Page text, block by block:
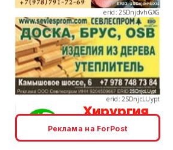
erid: 2SDnjcLUypt
erid: 2SDnjcrDNw6
Реклама на ForPost